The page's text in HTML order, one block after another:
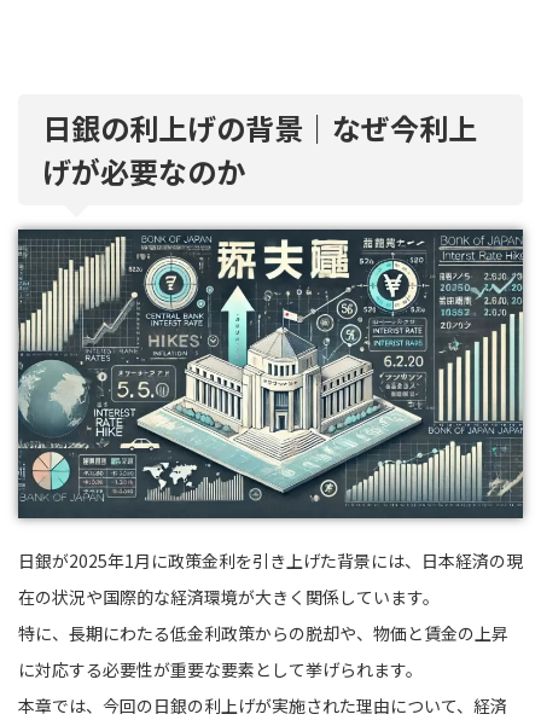
日銀の利上げの背景｜なぜ今利上
げが必要なのか
日銀が2025年1月に政策金利を引き上げた背景には、日本経済の現
在の状況や国際的な経済環境が大きく関係しています。
特に、長期にわたる低金利政策からの脱却や、物価と賃金の上昇
に対応する必要性が重要な要素として挙げられます。
本章では、今回の日銀の利上げが実施された理由について、経済